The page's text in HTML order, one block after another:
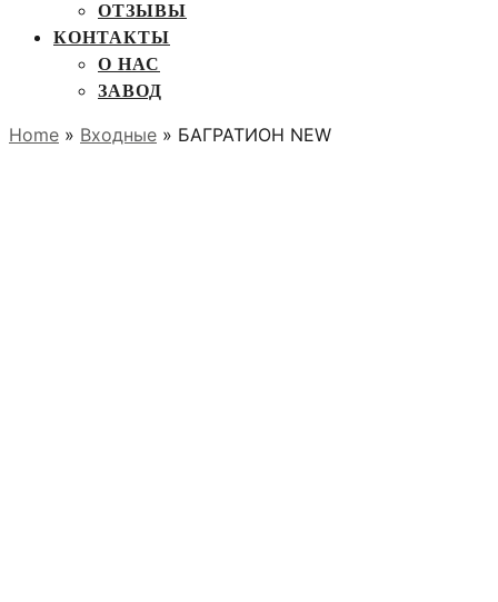
ОТЗЫВЫ
КОНТАКТЫ
О НАС
ЗАВОД
Home » Входные » БАГРАТИОН NEW